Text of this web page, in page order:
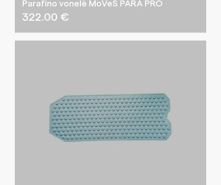
Parafino vonelė MoVeS PARA PRO
322.00 €